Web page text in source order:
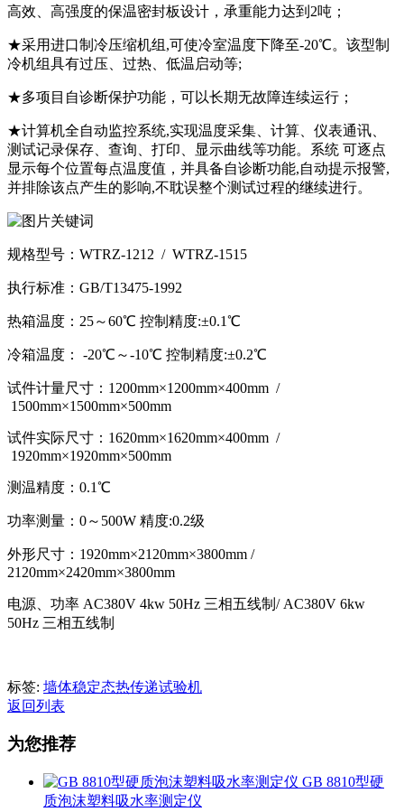
高效、高强度的保温密封板设计，承重能力达到2吨；
★采用进口制冷压缩机组,可使冷室温度下降至-20℃。该型制
冷机组具有过压、过热、低温启动等;
★多项目自诊断保护功能，可以长期无故障连续运行；
★计算机全自动监控系统,实现温度采集、计算、仪表通讯、
测试记录保存、查询、打印、显示曲线等功能。系统 可逐点
显示每个位置每点温度值，并具备自诊断功能,自动提示报警,
并排除该点产生的影响,不耽误整个测试过程的继续进行。
规格型号：WTRZ-1212 / WTRZ-1515
执行标准：GB/T13475-1992
热箱温度：25～60℃ 控制精度:±0.1℃
冷箱温度： -20℃～-10℃ 控制精度:±0.2℃
试件计量尺寸：1200mm×1200mm×400mm /
1500mm×1500mm×500mm
试件实际尺寸：1620mm×1620mm×400mm /
1920mm×1920mm×500mm
测温精度：0.1℃
功率测量：0～500W 精度:0.2级
外形尺寸：1920mm×2120mm×3800mm /
2120mm×2420mm×3800mm
电源、功率 AC380V 4kw 50Hz 三相五线制/ AC380V 6kw
50Hz 三相五线制
标签: 墙体稳定态热传递试验机
返回列表
为您推荐
GB 8810型硬
质泡沫塑料吸水率测定仪